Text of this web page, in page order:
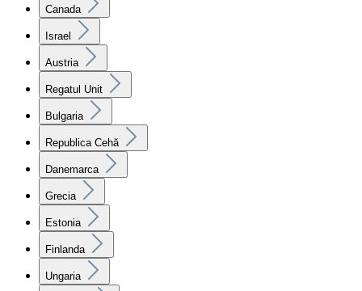
Canada
Israel
Austria
Regatul Unit
Bulgaria
Republica Cehă
Danemarca
Grecia
Estonia
Finlanda
Ungaria